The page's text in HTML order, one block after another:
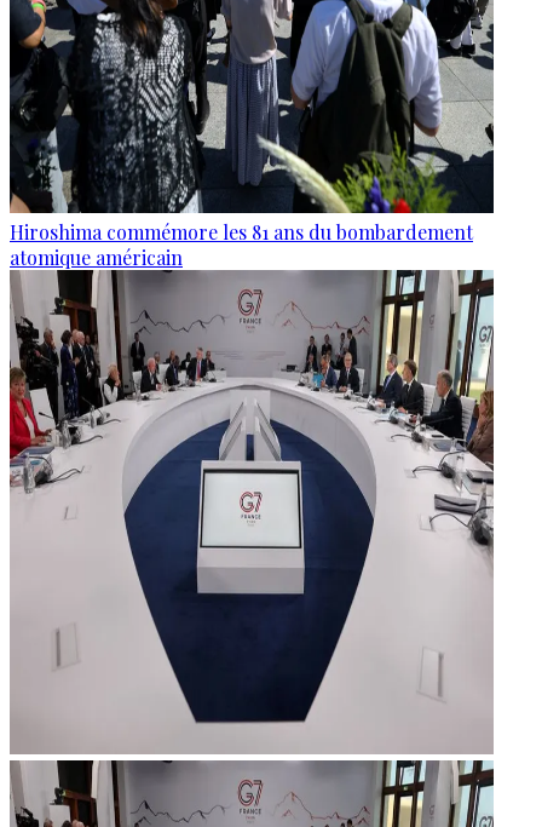
Hiroshima commémore les 81 ans du bombardement
atomique américain